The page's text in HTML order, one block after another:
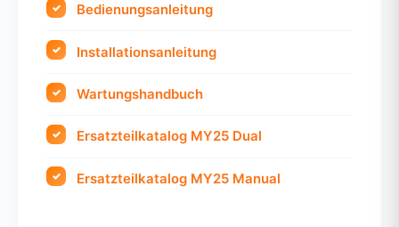
Bedienungsanleitung
Installationsanleitung
Wartungshandbuch
Ersatzteilkatalog MY25 Dual
Ersatzteilkatalog MY25 Manual